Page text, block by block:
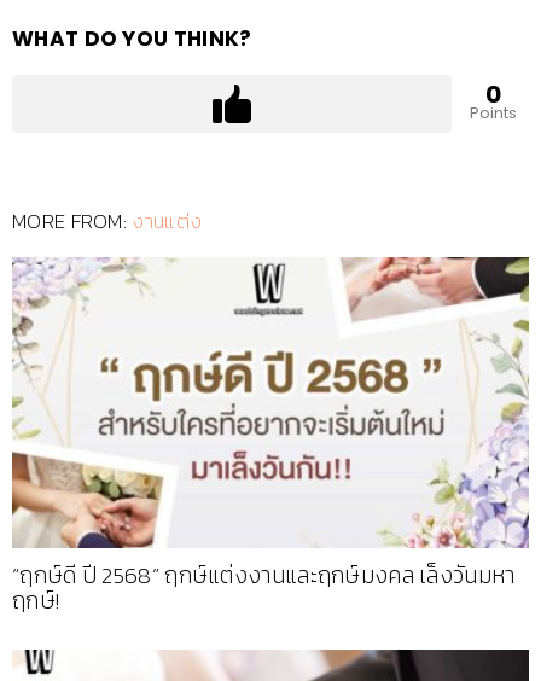
WHAT DO YOU THINK?
0
Points
MORE FROM: งานแต่ง
“ฤกษ์ดี ปี 2568” ฤกษ์แต่งงานและฤกษ์มงคล เล็งวันมหา
ฤกษ์!